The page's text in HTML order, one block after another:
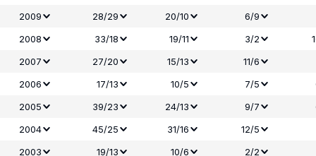
2009
28/29 20/10 6/9
2008
33/18 19/11 3/2
2007
27/20 15/13
11/6
2006
17/13 10/5 7/5
2005
39/23 24/13 9/7
2004
45/25 31/16 12/5
2003
19/13 10/6 2/2